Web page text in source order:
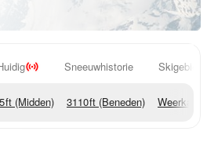
Sneeuwhistorie Skigebied
ft (Midden) 3110ft (Beneden)